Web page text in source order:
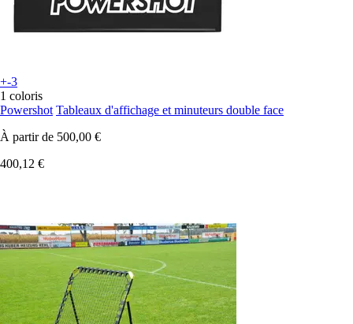
+-3
1 coloris
Powershot Tableaux d'affichage et minuteurs double face
À partir de 500,00 €
400,12 €